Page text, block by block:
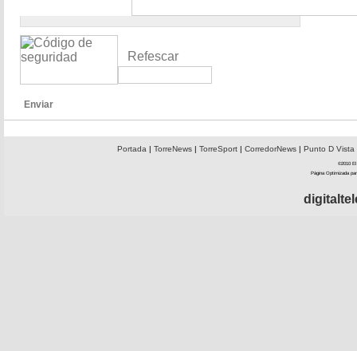
Refescar
Enviar
Portada| TorreNews| TorreSport| CorredorNews| Punto D Vista
©2010 El
Página Optimizada